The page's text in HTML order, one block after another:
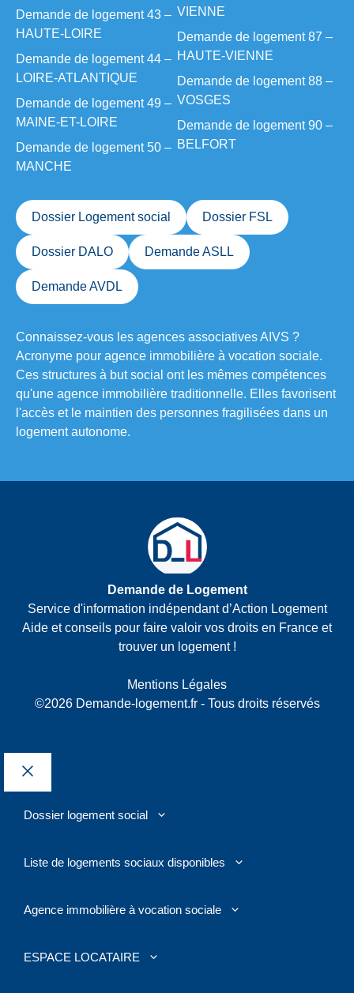
Demande de logement 43 –
HAUTE-LOIRE
Demande de logement 44 –
LOIRE-ATLANTIQUE
Demande de logement 49 –
MAINE-ET-LOIRE
Demande de logement 50 –
MANCHE
VIENNE
Demande de logement 87 –
HAUTE-VIENNE
Demande de logement 88 –
VOSGES
Demande de logement 90 –
BELFORT
Dossier Logement social Dossier FSL
Dossier DALO Demande ASLL
Demande AVDL
Connaissez-vous les agences associativesAIVS ?
Acronyme pour agence immobilière à vocation sociale.
Ces structures à but social ont les mêmes compétences
qu'une agence immobilière traditionnelle. Elles favorisent
l'accès et le maintien des personnes fragilisées dans un
logement autonome.
Demande de Logement
Service d'information indépendant d’Action Logement
Aide et conseils pour faire valoir vos droits en France et
trouver un logement !
Mentions Légales
©2026 Demande-logement.fr - Tous droits réservés
Fermer
Dossier logement social
Liste de logements sociaux disponibles
Agence immobilière à vocation sociale
ESPACE LOCATAIRE